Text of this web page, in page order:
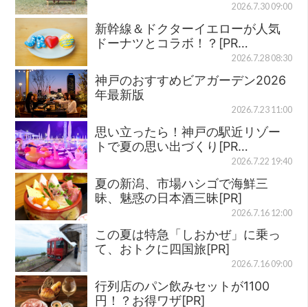
2026.7.30 09:00
新幹線＆ドクターイエローが人気
ドーナツとコラボ！？[PR…
2026.7.28 08:30
神戸のおすすめビアガーデン2026
年最新版
2026.7.23 11:00
思い立ったら！神戸の駅近リゾー
トで夏の思い出づくり[PR…
2026.7.22 19:40
夏の新潟、市場ハシゴで海鮮三
昧、魅惑の日本酒三昧[PR]
2026.7.16 12:00
この夏は特急「しおかぜ」に乗っ
て、おトクに四国旅[PR]
2026.7.16 09:00
行列店のパン飲みセットが1100
円！？お得ワザ[PR]